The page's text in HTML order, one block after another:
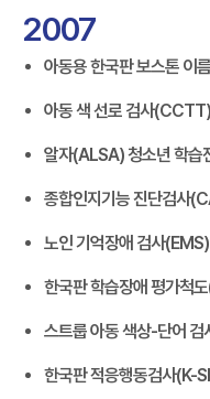
2007
아동용 한국판 보스톤 이
아동 색 선로 검사(CCTT)
알자(ALSA) 청소년 학습
종합인지기능 진단검사
노인 기억장애 검사(EMS)
한국판 학습장애 평가척
스트룹 아동 색상-단어
한국판 적응행동검사(K-